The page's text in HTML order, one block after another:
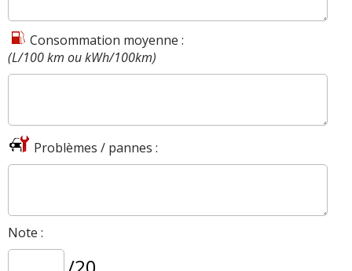
Consommation moyenne :
(L/100 km ou kWh/100km)
Problèmes / pannes :
Note :